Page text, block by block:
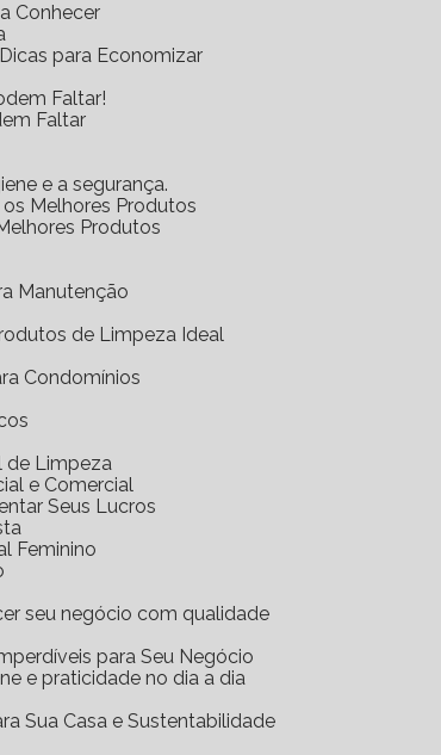
Conhecer
para Economizar
Faltar!
Faltar
e a segurança.
os Melhores Produtos
Produtos
Manutenção
de Limpeza Ideal
Condomínios
de Limpeza
e Comercial
Seus Lucros
Feminino
seu negócio com qualidade
para Seu Negócio
e praticidade no dia a dia
Sua Casa e Sustentabilidade